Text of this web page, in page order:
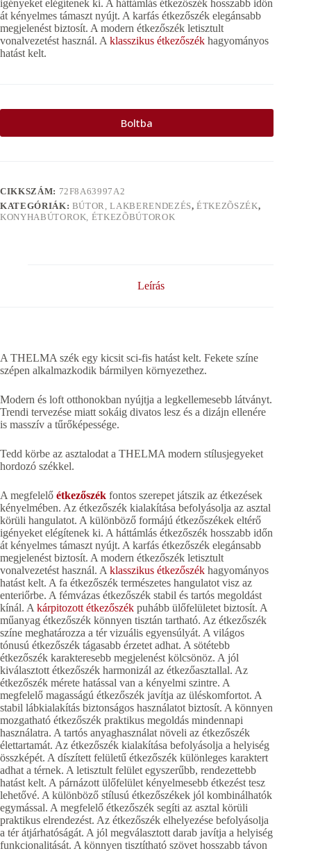
igényeket elégítenek ki. A háttámlás étkezőszék hosszabb időn
át kényelmes támaszt nyújt. A karfás étkezőszék elegánsabb
megjelenést biztosít. A modern étkezőszék letisztult
vonalvezetést használ. A klasszikus étkezőszék hagyományos
hatást kelt.
Boltba
CIKKSZÁM: 72F8A63997A2
KATEGÓRIÁK: BÚTOR, LAKBERENDEZÉS,ÉTKEZÕSZÉK,
KONYHABÚTOROK, ÉTKEZÕBÚTOROK
Leírás
A THELMA szék egy kicsit sci-fis hatást kelt. Fekete színe
szépen alkalmazkodik bármilyen környezethez.
Modern és loft otthonokban nyújtja a legkellemesebb látványt.
Trendi tervezése miatt sokáig divatos lesz és a dizájn ellenére
is masszív a tűrőképessége.
Tedd körbe az asztalodat a THELMA modern stílusjegyeket
hordozó székkel.
A megfelelő étkezőszék fontos szerepet játszik az étkezések
kényelmében. Az étkezőszék kialakítása befolyásolja az asztal
körüli hangulatot. A különböző formájú étkezőszékek eltérő
igényeket elégítenek ki. A háttámlás étkezőszék hosszabb időn
át kényelmes támaszt nyújt. A karfás étkezőszék elegánsabb
megjelenést biztosít. A modern étkezőszék letisztult
vonalvezetést használ. A klasszikus étkezőszék hagyományos
hatást kelt. A fa étkezőszék természetes hangulatot visz az
enteriőrbe. A fémvázas étkezőszék stabil és tartós megoldást
kínál. A kárpitozott étkezőszék puhább ülőfelületet biztosít. A
műanyag étkezőszék könnyen tisztán tartható. Az étkezőszék
színe meghatározza a tér vizuális egyensúlyát. A világos
tónusú étkezőszék tágasabb érzetet adhat. A sötétebb
étkezőszék karakteresebb megjelenést kölcsönöz. A jól
kiválasztott étkezőszék harmonizál az étkezőasztallal. Az
étkezőszék mérete hatással van a kényelmi szintre. A
megfelelő magasságú étkezőszék javítja az üléskomfortot. A
stabil lábkialakítás biztonságos használatot biztosít. A könnyen
mozgatható étkezőszék praktikus megoldás mindennapi
használatra. A tartós anyaghasználat növeli az étkezőszék
élettartamát. Az étkezőszék kialakítása befolyásolja a helyiség
összképét. A díszített felületű étkezőszék különleges karaktert
adhat a térnek. A letisztult felület egyszerűbb, rendezettebb
hatást kelt. A párnázott ülőfelület kényelmesebb étkezést tesz
lehetővé. A különböző stílusú étkezőszékek jól kombinálhatók
egymással. A megfelelő étkezőszék segíti az asztal körüli
praktikus elrendezést. Az étkezőszék elhelyezése befolyásolja
a tér átjárhatóságát. A jól megválasztott darab javítja a helyiség
funkcionalitását. A könnyen tisztítható szövet hosszabb távon